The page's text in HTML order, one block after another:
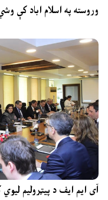
وروسته په اسلام اباد کې